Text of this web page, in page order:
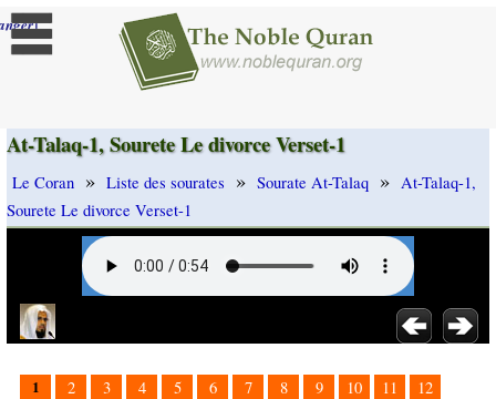
]
At-Talaq-1, Sourete Le divorce Verset-1
Le Coran » Liste des sourates » Sourate At-Talaq » At-Talaq-1,
Sourete Le divorce Verset-1
1 2 3 4 5 6 7 8 9 10 11 12